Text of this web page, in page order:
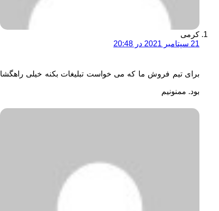
کرمی
21 سپتامبر 2021 در 20:48
برای تیم فروش ما که می خواست تبلیغات بکنه خیلی راهگشا
بود. ممنونیم